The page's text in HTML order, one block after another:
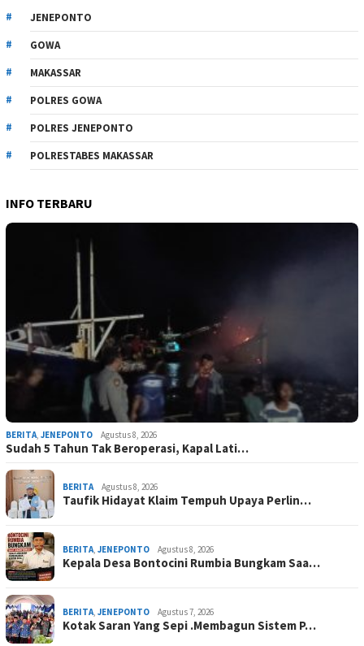
JENEPONTO
GOWA
MAKASSAR
POLRES GOWA
POLRES JENEPONTO
POLRESTABES MAKASSAR
INFO TERBARU
BERITA JENEPONTO Agustus 8, 2026
Sudah 5 Tahun Tak Beroperasi, Kapal Lati…
BERITA Agustus 8, 2026
Taufik Hidayat Klaim Tempuh Upaya Perlin…
BERITA JENEPONTO Agustus 8, 2026
Kepala Desa Bontocini Rumbia Bungkam Saa…
BERITA JENEPONTO Agustus 7, 2026
Kotak Saran Yang Sepi .Membagun Sistem P…